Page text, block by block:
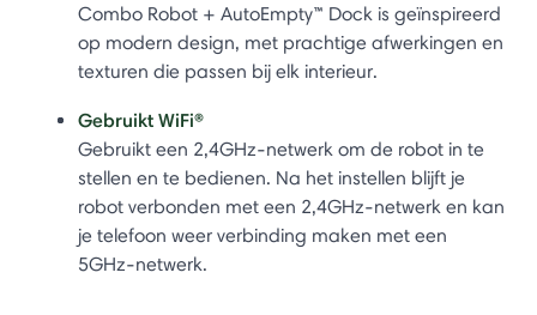
Combo Robot + AutoEmpty™ Dock is geïnspireerd
op modern design, met prachtige afwerkingen en
texturen die passen bij elk interieur.
Gebruikt WiFi®
Gebruikt een 2,4GHz-netwerk om de robot in te
stellen en te bedienen. Na het instellen blijft je
robot verbonden met een 2,4GHz-netwerk en kan
je telefoon weer verbinding maken met een
5GHz-netwerk.